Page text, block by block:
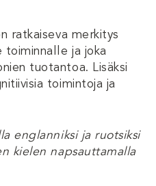
ratkaiseva merkitys
toiminnalle ja joka
tuotantoa. Lisäksi
toimintoja ja
englanniksi ja ruotsiksi
kielen napsauttamalla